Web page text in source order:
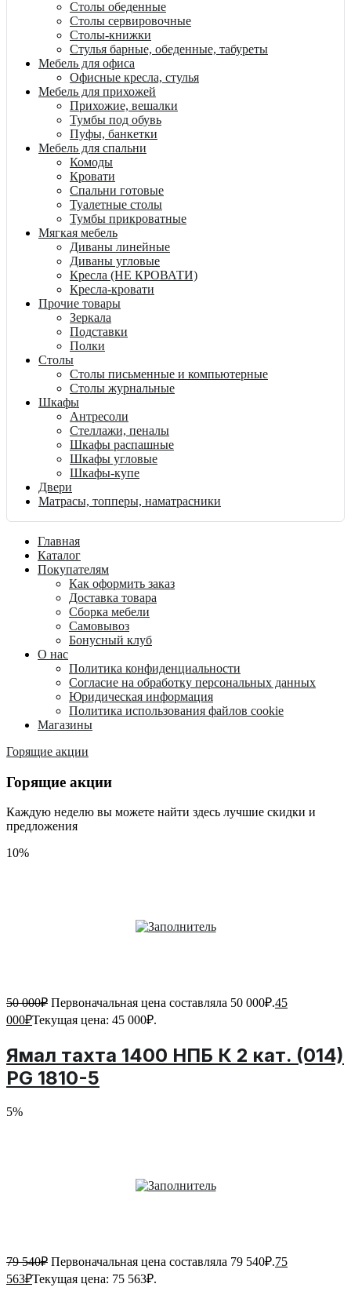
Столы обеденные
Столы сервировочные
Столы-книжки
Стулья барные, обеденные, табуреты
Мебель для офиса
Офисные кресла, стулья
Мебель для прихожей
Прихожие, вешалки
Тумбы под обувь
Пуфы, банкетки
Мебель для спальни
Комоды
Кровати
Спальни готовые
Туалетные столы
Тумбы прикроватные
Мягкая мебель
Диваны линейные
Диваны угловые
Кресла (НЕ КРОВАТИ)
Кресла-кровати
Прочие товары
Зеркала
Подставки
Полки
Столы
Столы письменные и компьютерные
Столы журнальные
Шкафы
Антресоли
Стеллажи, пеналы
Шкафы распашные
Шкафы угловые
Шкафы-купе
Двери
Матрасы, топперы, наматрасники
Главная
Каталог
Покупателям
Как оформить заказ
Доставка товара
Сборка мебели
Самовывоз
Бонусный клуб
О нас
Политика конфиденциальности
Согласие на обработку персональных данных
Юридическая информация
Политика использования файлов cookie
Магазины
Горящие акции
Горящие акции
Каждую неделю вы можете найти здесь лучшие скидки и
предложения
10%
50 000₽ Первоначальная цена составляла 50 000₽.45
000₽Текущая цена: 45 000₽.
Ямал тахта 1400 НПБ К 2 кат. (014)
PG 1810-5
5%
79 540₽ Первоначальная цена составляла 79 540₽.75
563₽Текущая цена: 75 563₽.